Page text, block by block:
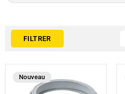
FILTRER
Nouveau